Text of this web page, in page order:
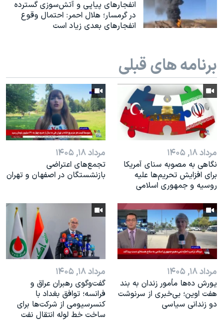
نرگس محمدی برنده جایزه نوبل صلح
سفر پرزیدنت ترامپ به چین
انفجارهای پیاپی و آتش‌سوزی گسترده
در گرمسار؛ هلال احمر: احتمال وقوع
انفجارهای بعدی زیاد است
برنامه های قبلی
مرداد ۱۸, ۱۴۰۵
نگاهی به مصوبه سنای آمریکا
برای افزایش تحریم‌ها علیه
روسیه و جمهوری اسلامی
مرداد ۱۸, ۱۴۰۵
تجمع‌های اعتراضی
بازنشستگان در اصفهان و تهران
مرداد ۱۸, ۱۴۰۵
یورش ده‌ها مأمور زندان به بند
هفت اوین؛ بی‌خبری از سرنوشت
دو زندانی سیاسی
مرداد ۱۸, ۱۴۰۵
گفت‌وگوی رهبران عراق و
فرانسه؛ توافق بغداد با
کنسرسیومی از شرکت‌ها برای
ساخت خط لوله انتقال نفت